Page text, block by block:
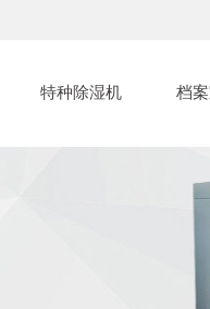
特种除湿机 档